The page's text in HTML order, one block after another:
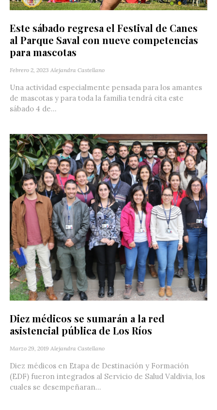
Este sábado regresa el Festival de Canes
al Parque Saval con nueve competencias
para mascotas
Febrero 2, 2023 Alejandra Castellano
Una actividad especialmente pensada para los amantes
de mascotas y para toda la familia tendrá cita este
sábado 4 de...
Diez médicos se sumarán a la red
asistencial pública de Los Ríos
Marzo 29, 2019 Alejandra Castellano
Diez médicos en Etapa de Destinación y Formación
(EDF) fueron integrados al Servicio de Salud Valdivia, los
cuales se desempeñaran...